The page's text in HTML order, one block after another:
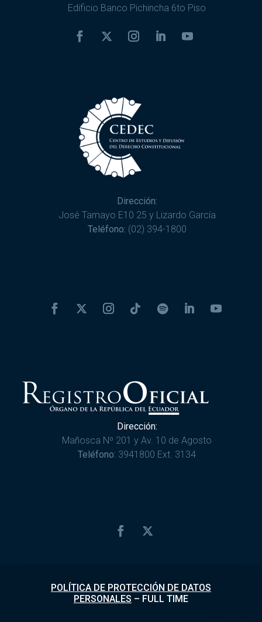
Edificio Banco Pichincha 6to Piso
Dirección:
José Tamayo E10 25 y Lizardo García
Teléfono: (02) 394-1800
Dirección:
Mañosca Nº 201 y Av. 10 de Agosto
Teléfono: 3941800 Ext. 3134
POLÍTICA DE PROTECCIÓN DE DATOS
PERSONALES – FULL TIME